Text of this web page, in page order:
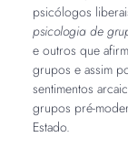
psicólogos
psicologia de
e outros que
grupos e assim
sentimentos
grupos pré-
Estado.